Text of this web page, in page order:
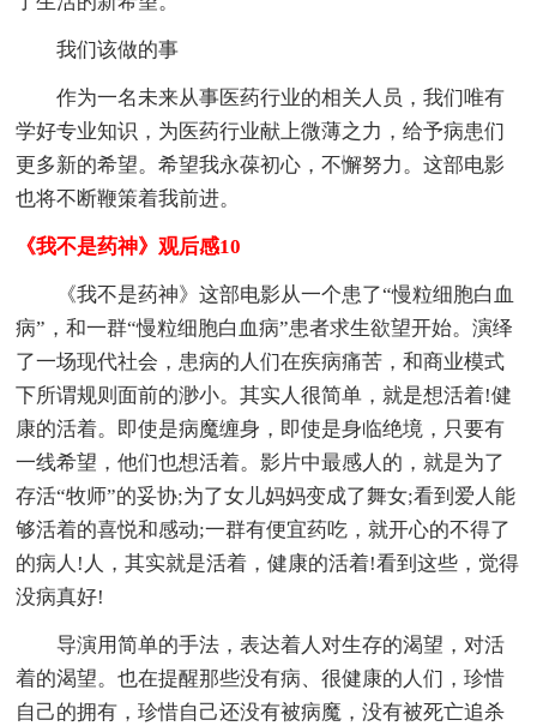
我们该做的事
作为一名未来从事医药行业的相关人员，我们唯有
学好专业知识，为医药行业献上微薄之力，给予病患们
更多新的希望。希望我永葆初心，不懈努力。这部电影
也将不断鞭策着我前进。
《我不是药神》观后感10
《我不是药神》这部电影从一个患了“慢粒细胞白血
病”，和一群“慢粒细胞白血病”患者求生欲望开始。演绎
了一场现代社会，患病的人们在疾病痛苦，和商业模式
下所谓规则面前的渺小。其实人很简单，就是想活着!健
康的活着。即使是病魔缠身，即使是身临绝境，只要有
一线希望，他们也想活着。影片中最感人的，就是为了
存活“牧师”的妥协;为了女儿妈妈变成了舞女;看到爱人能
够活着的喜悦和感动;一群有便宜药吃，就开心的不得了
的病人!人，其实就是活着，健康的活着!看到这些，觉得
没病真好!
导演用简单的手法，表达着人对生存的渴望，对活
着的渴望。也在提醒那些没有病、很健康的人们，珍惜
自己的拥有，珍惜自己还没有被病魔，没有被死亡追杀